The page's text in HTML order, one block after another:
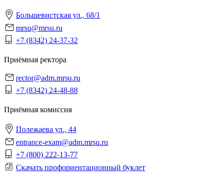
Большевистская ул., 68/1
mrsu@mrsu.ru
+7 (8342) 24-37-32
Приёмная ректора
rector@adm.mrsu.ru
+7 (8342) 24-48-88
Приёмная комиссия
Полежаева ул., 44
entrance-exam@adm.mrsu.ru
+7 (800) 222-13-77
Скачать профориентационный буклет